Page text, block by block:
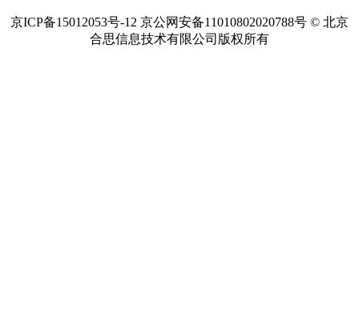
京ICP备15012053号-12 京公网安备11010802020788号 © 北京
合思信息技术有限公司版权所有